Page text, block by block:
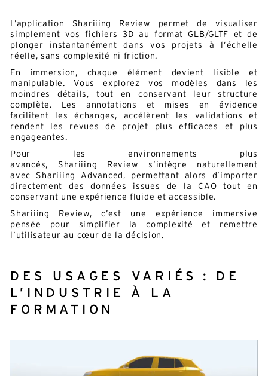
L’application Shariiing Review permet de visualiser
simplement vos fichiers 3D au format GLB/GLTF et de
plonger instantanément dans vos projets à l’échelle
réelle, sans complexité ni friction.
En immersion, chaque élément devient lisible et
manipulable. Vous explorez vos modèles dans les
moindres détails, tout en conservant leur structure
complète. Les annotations et mises en évidence
facilitent les échanges, accélèrent les validations et
rendent les revues de projet plus efficaces et plus
engageantes.
Pour les environnements plus
avancés, Shariiing Review s’intègre naturellement
avec Shariiing Advanced, permettant alors d’importer
directement des données issues de la CAO tout en
conservant une expérience fluide et accessible.
Shariiing Review, c’est une expérience immersive
pensée pour simplifier la complexité et remettre
l’utilisateur au cœur de la décision.
DES USAGES VARIÉS : DE
L’INDUSTRIE À LA
FORMATION